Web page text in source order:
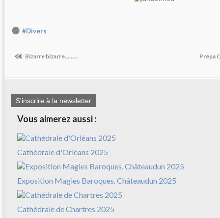
#Divers
Bizarre bizarre......... Prépa
S'inscrire à la newsletter
Vous aimerez aussi :
Cathédrale d'Orléans 2025
Exposition Magies Baroques. Châteaudun 2025
Cathédrale de Chartres 2025